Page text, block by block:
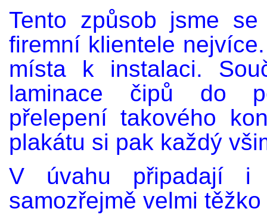
Tento způsob jsme
firemní klientele
místa k instalaci.
laminace čipů do
přelepení takového
plakátu si pak každý
V úvahu připadají i
samozřejmě velmi